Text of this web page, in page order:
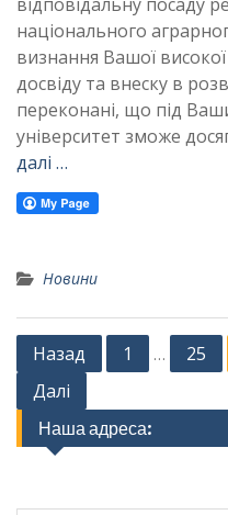
національного
визнання Вашої високої
досвіду та внеску в
переконані, що під
університет зможе
далі …
Новини
Posts
pagination
Назад 1 … 25
Далі
Наша адреса: